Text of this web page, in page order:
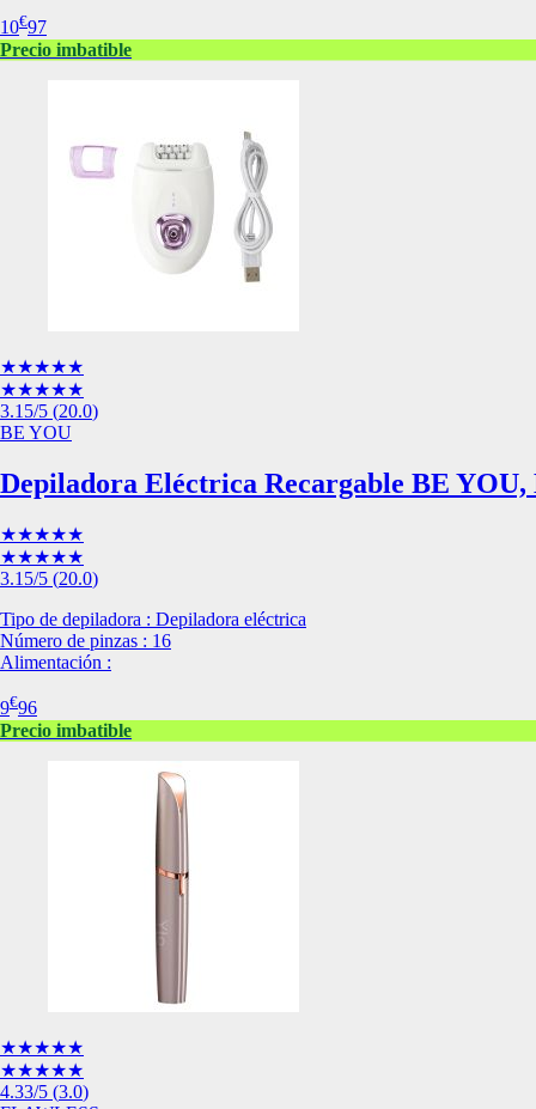
10€97
Precio imbatible
★★★★★
★★★★★
3.15/5 (20.0)
BE YOU
Depiladora Eléctrica Recargable BE
★★★★★
★★★★★
3.15/5 (20.0)
Tipo de depiladora : Depiladora eléctrica
Número de pinzas : 16
Alimentación :
9€96
Precio imbatible
★★★★★
★★★★★
4.33/5 (3.0)
Cookies de